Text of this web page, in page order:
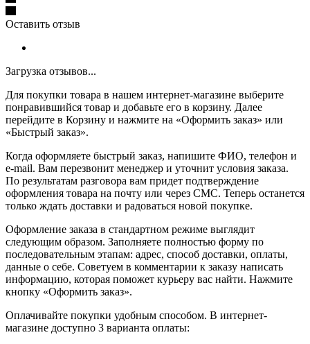
Оставить отзыв
Загрузка отзывов...
Для покупки товара в нашем интернет-магазине выберите
понравившийся товар и добавьте его в корзину. Далее
перейдите в Корзину и нажмите на «Оформить заказ» или
«Быстрый заказ».
Когда оформляете быстрый заказ, напишите ФИО, телефон и
e-mail. Вам перезвонит менеджер и уточнит условия заказа.
По результатам разговора вам придет подтверждение
оформления товара на почту или через СМС. Теперь останется
только ждать доставки и радоваться новой покупке.
Оформление заказа в стандартном режиме выглядит
следующим образом. Заполняете полностью форму по
последовательным этапам: адрес, способ доставки, оплаты,
данные о себе. Советуем в комментарии к заказу написать
информацию, которая поможет курьеру вас найти. Нажмите
кнопку «Оформить заказ».
Оплачивайте покупки удобным способом. В интернет-
магазине доступно 3 варианта оплаты: